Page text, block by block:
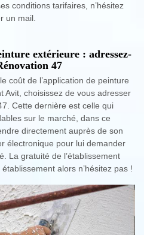
conditions tarifaires, n’hésitez
un mail.
extérieure : adressez-
47
coût de l’application de peinture
Avit, choisissez de vous adresser
Cette dernière est celle qui
sur le marché, dans ce
directement auprès de son
électronique pour lui demander
La gratuité de l’établissement
alors n’hésitez pas !